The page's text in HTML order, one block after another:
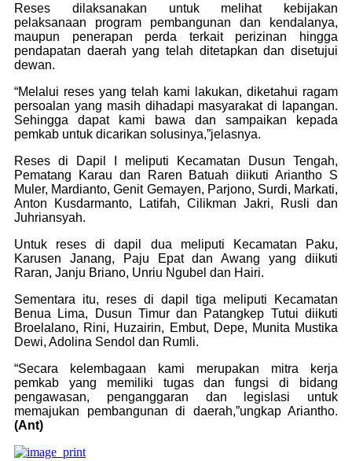
Reses dilaksanakan untuk melihat kebijakan
pelaksanaan program pembangunan dan kendalanya,
maupun penerapan perda terkait perizinan hingga
pendapatan daerah yang telah ditetapkan dan disetujui
dewan.
“Melalui reses yang telah kami lakukan, diketahui ragam
persoalan yang masih dihadapi masyarakat di lapangan.
Sehingga dapat kami bawa dan sampaikan kepada
pemkab untuk dicarikan solusinya,”jelasnya.
Reses di Dapil I meliputi Kecamatan Dusun Tengah,
Pematang Karau dan Raren Batuah diikuti Ariantho S
Muler, Mardianto, Genit Gemayen, Parjono, Surdi, Markati,
Anton Kusdarmanto, Latifah, Cilikman Jakri, Rusli dan
Juhriansyah.
Untuk reses di dapil dua meliputi Kecamatan Paku,
Karusen Janang, Paju Epat dan Awang yang diikuti
Raran, Janju Briano, Unriu Ngubel dan Hairi.
Sementara itu, reses di dapil tiga meliputi Kecamatan
Benua Lima, Dusun Timur dan Patangkep Tutui diikuti
Broelalano, Rini, Huzairin, Embut, Depe, Munita Mustika
Dewi, Adolina Sendol dan Rumli.
“Secara kelembagaan kami merupakan mitra kerja
pemkab yang memiliki tugas dan fungsi di bidang
pengawasan, penganggaran dan legislasi untuk
memajukan pembangunan di daerah,”ungkap Ariantho.
(Ant)